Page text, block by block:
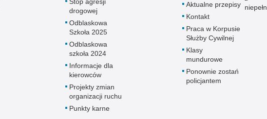
drogowej
Odblaskowa
Szkoła 2025
Odblaskowa
szkoła 2024
Informacje dla
kierowców
Projekty zmian
organizacji ruchu
Punkty karne
Aktualne przepisy
Kontakt
Praca w Korpusie
Służby Cywilnej
Klasy
mundurowe
Ponownie zostań
policjantem